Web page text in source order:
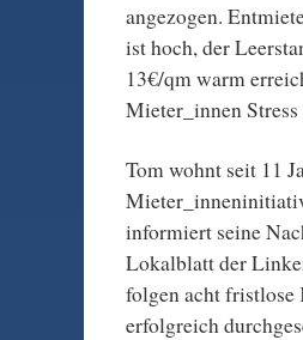
angezogen.
ist hoch, der
13€/qm warm
Mieter_innen
Tom wohnt seit 11
informiert seine
Lokalblatt der
folgen acht fristlose
erfolgreich